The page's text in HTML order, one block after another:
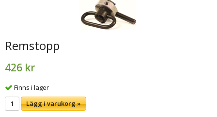
Remstopp
426 kr
Finns i lager
Lägg i varukorg »